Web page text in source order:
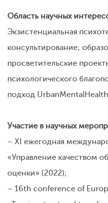
Область научных
Экзистенциальная
консультирование;
просветительские
психологического
подход UrbanMentalHealth
Участие в научных
– XI ежегодная
«Управление качеством
оценки» (2022);
– 16th conference of